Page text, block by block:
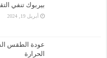
بيربوك تنفي
أبريل 19, 2024
عودة الطقس
الحرارة